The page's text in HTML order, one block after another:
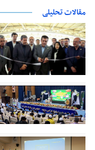
مقالات تحلیلی